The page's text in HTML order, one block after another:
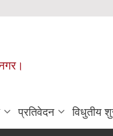
प्रतिवेदन विधुतीय